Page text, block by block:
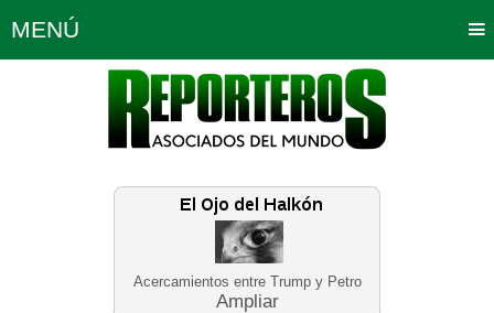
Acercamientos entre Trump y Petro
Ampliar
MENÚ
Política Opinión Bogotá
Planeta Tierra Deportes
Educación Neira